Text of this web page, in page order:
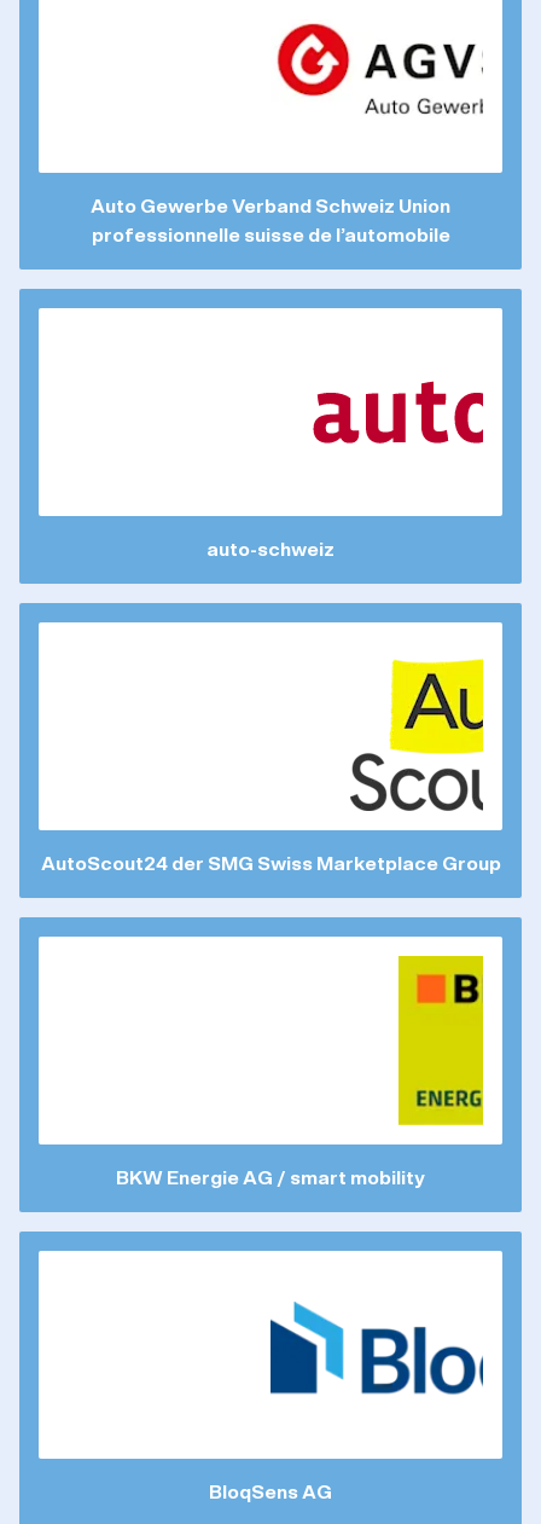
Auto Gewerbe Verband Schweiz Union
professionnelle suisse de l’automobile
auto-schweiz
AutoScout24 der SMG Swiss Marketplace Group
BKW Energie AG / smart mobility
BloqSens AG